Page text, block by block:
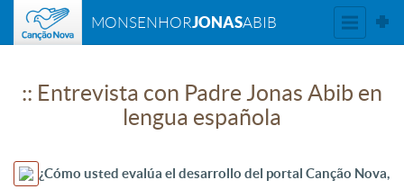
MONSENHORJONASABIB
:: Entrevista con Padre Jonas Abib en
lengua española
¿Cómo usted evalúa el desarrollo del portal Canção Nova,